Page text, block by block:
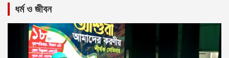
ধর্ম ও জীবন